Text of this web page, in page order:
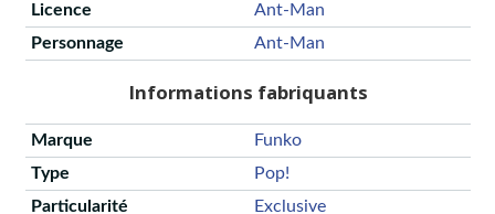
Licence
Ant-Man
Personnage
Ant-Man
Informations fabriquants
Marque
Funko
Type
Pop!
Particularité
Exclusive